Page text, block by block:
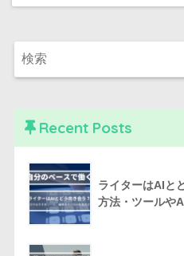
Recent Posts
ライターはAIと
方法・ツールや